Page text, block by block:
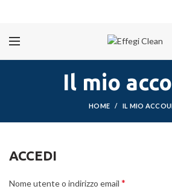
Il mio
HOME IL MIO
ACCEDI
Nome utente o indirizzo email *